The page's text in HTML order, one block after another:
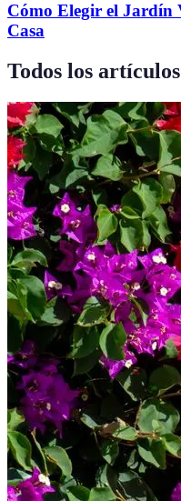
Cómo Elegir el Jardín
Casa
Todos los artículos